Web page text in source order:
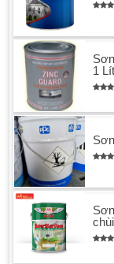
1 Lít
chùi